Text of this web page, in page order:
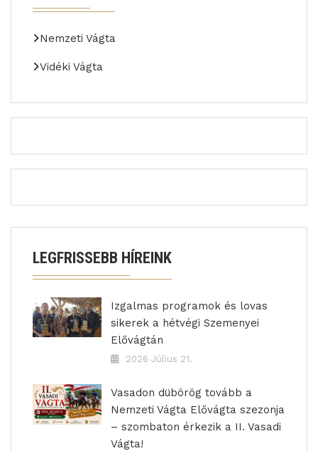
Nemzeti Vágta
Vidéki Vágta
LEGFRISSEBB HÍREINK
Izgalmas programok és lovas
sikerek a hétvégi Szemenyei
Elővágtán
2026 Július 21.
Vasadon dübörög tovább a
Nemzeti Vágta Elővágta szezonja
– szombaton érkezik a II. Vasadi
Vágta!